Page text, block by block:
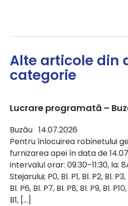
Alte articole din
categorie
Lucrare programată –
Buzău 14.07.2026
Pentru înlocuirea robinetului
furnizarea apei în data de
intervalul orar: 09:30–11:30, la:
Stejarului; P0, Bl. P1, Bl. P2, Bl.
Bl. P6, Bl. P7, Bl. P8, Bl. P9, Bl. P10,
B1, […]